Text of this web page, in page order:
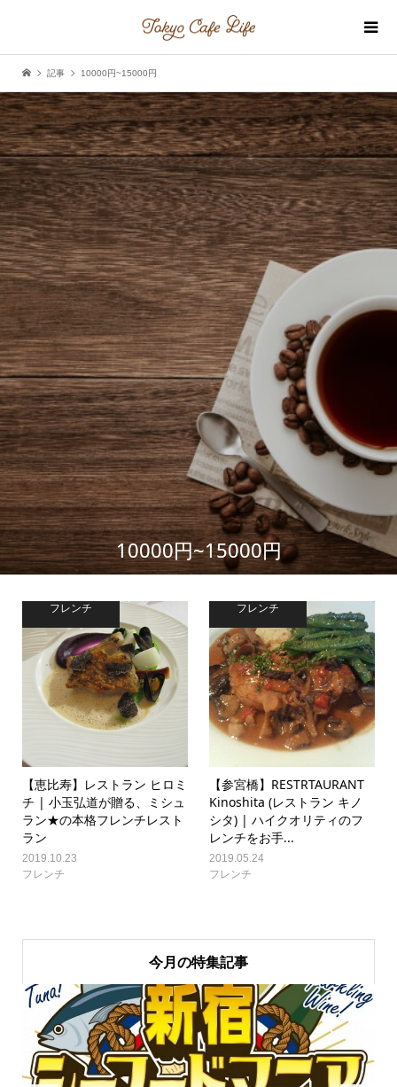
記事 10000円~15000円
10000円~15000円
フレンチ
【恵比寿】レストラン ヒロミ
チ | 小玉弘道が贈る、ミシュ
ラン★の本格フレンチレスト
ラン
2019.10.23
フレンチ
フレンチ
【参宮橋】RESTRTAURANT
Kinoshita (レストラン キノ
シタ) | ハイクオリティのフ
レンチをお手...
2019.05.24
フレンチ
今月の特集記事